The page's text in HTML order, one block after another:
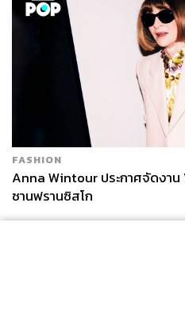
FASHION
Anna Wintour ประกาศจัดงา
ซานฟรานซิสโก